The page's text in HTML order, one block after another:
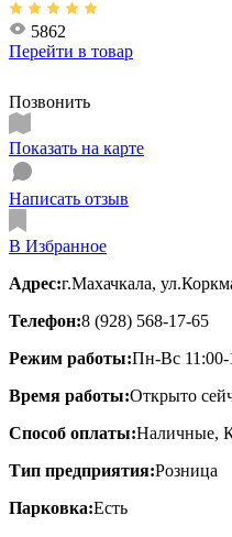
5862
Перейти в товар
Позвонить
Показать на карте
Написать отзыв
В Избранное
Адрес:г.Махачкала,
Телефон:8 (928) 568-17-65
Режим работы:Пн-Вс 11:00-
Время работы:Открыто
Способ оплаты:Наличные,
Тип предприятия:Розница
Парковка:Есть